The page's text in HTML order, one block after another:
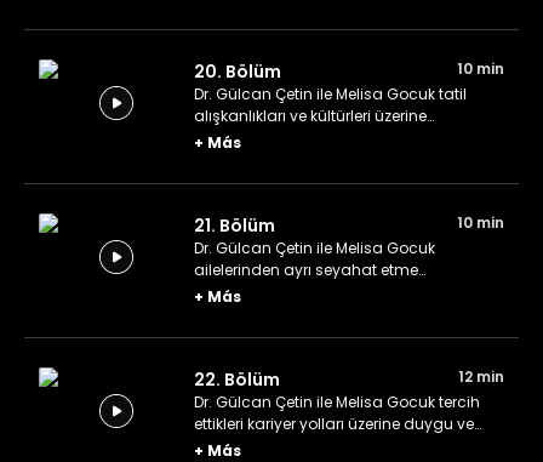
20. Bölüm
10 min
Dr. Gülcan Çetin ile Melisa Gocuk tatil
alışkanlıkları ve kültürleri üzerine
konuşuyor.
+ Más
21. Bölüm
10 min
Dr. Gülcan Çetin ile Melisa Gocuk
ailelerinden ayrı seyahat etme
deneyimlerini aktarıyor.
+ Más
22. Bölüm
12 min
Dr. Gülcan Çetin ile Melisa Gocuk tercih
ettikleri kariyer yolları üzerine duygu ve
düşüncelerini paylaşıyor.
+ Más